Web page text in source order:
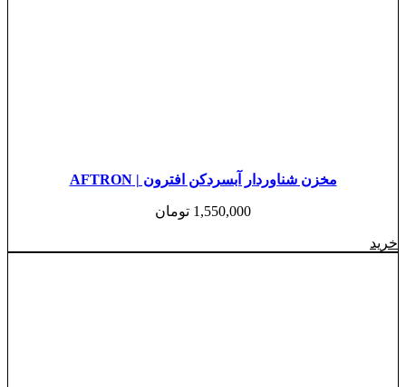
مخزن شناوردار آبسردکن افترون | AFTRON
1,550,000 تومان
خرید